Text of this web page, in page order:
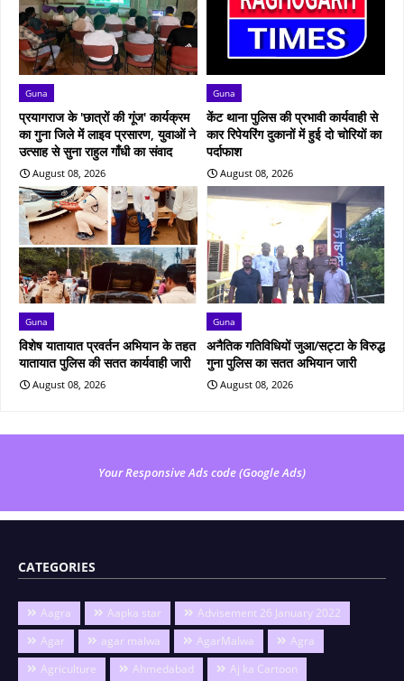
Guna
प्रयागराज के 'छात्रों की गूंज' कार्यक्रम
का गुना जिले में लाइव प्रसारण, युवाओं ने
उत्साह से सुना राहुल गाँधी का संवाद
August 08, 2026
Guna
केंट थाना पुलिस की प्रभावी कार्यवाही से
कार रिपेयरिंग दुकानों में हुई दो चोरियों का
पर्दाफाश
August 08, 2026
Guna
विशेष यातायात प्रवर्तन अभियान के तहत
यातायात पुलिस की सतत कार्यवाही जारी
August 08, 2026
Guna
अनैतिक गतिविधियों जुआ/सट्टा के विरुद्ध
गुना पुलिस का सतत अभियान जारी
August 08, 2026
Your Responsive Ads code (Google Ads)
CATEGORIES
Aagra Aapka star
Advisement 26 January 2022
Agar
agar malwa AgarMalwa
Agra
Agriculture
Ahmedabad Aj ka Cartoon